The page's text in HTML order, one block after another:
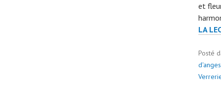
et
LA
Posté
d'anges